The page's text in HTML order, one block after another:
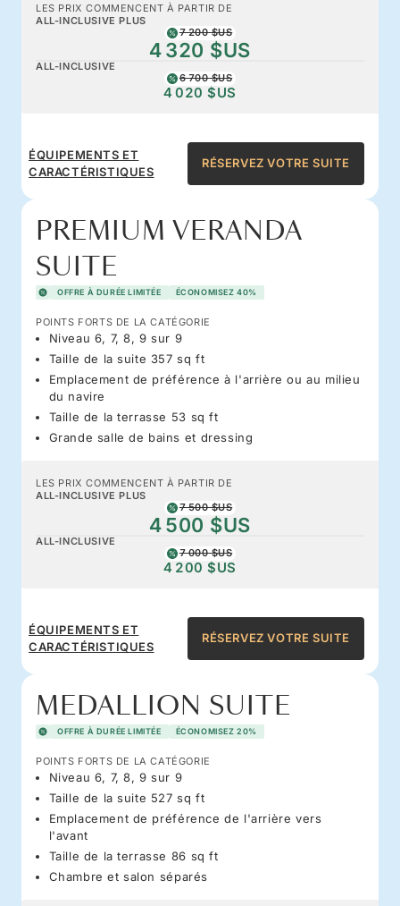
LES PRIX COMMENCENT À PARTIR DE
ALL-INCLUSIVE PLUS
7 200 $US
4 320 $US
ALL-INCLUSIVE
6 700 $US
4 020 $US
ÉQUIPEMENTS ET
CARACTÉRISTIQUES
RÉSERVEZ VOTRE SUITE
PREMIUM VERANDA
SUITE
OFFRE À DURÉE LIMITÉE ÉCONOMISEZ 40%
POINTS FORTS DE LA CATÉGORIE
Niveau 6, 7, 8, 9 sur 9
Taille de la suite 357 sq ft
Emplacement de préférence à l'arrière ou au milieu
du navire
Taille de la terrasse 53 sq ft
Grande salle de bains et dressing
LES PRIX COMMENCENT À PARTIR DE
ALL-INCLUSIVE PLUS
7 500 $US
4 500 $US
ALL-INCLUSIVE
7 000 $US
4 200 $US
ÉQUIPEMENTS ET
CARACTÉRISTIQUES
RÉSERVEZ VOTRE SUITE
MEDALLION SUITE
OFFRE À DURÉE LIMITÉE ÉCONOMISEZ 20%
POINTS FORTS DE LA CATÉGORIE
Niveau 6, 7, 8, 9 sur 9
Taille de la suite 527 sq ft
Emplacement de préférence de l'arrière vers
l'avant
Taille de la terrasse 86 sq ft
Chambre et salon séparés